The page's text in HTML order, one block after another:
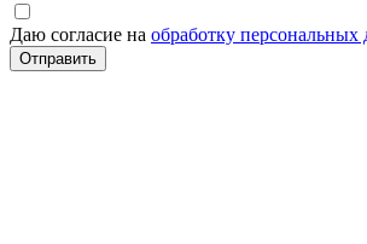
Даю согласие на обработку персональных